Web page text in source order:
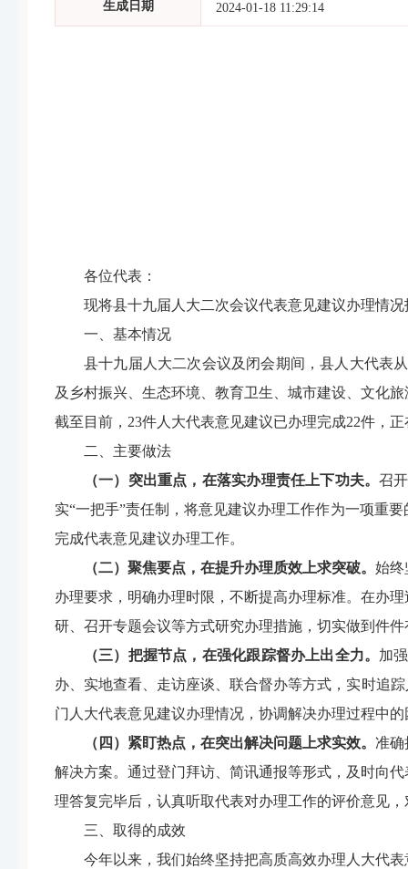
生成日期 2024-01-18 11:29:14
各位代表 ：
现将县十九届人大二次会议代表意见建议办理情
一、基本情况
县十九届人大二次会议及闭会期间，县人大代表
及乡村振兴、生态环境、教育卫生、城市建设、文化
截至目前， 23件人大代表意见建议已办理完成22件，
二、主要做法
（一）突出重点，在落实办理责任上下功夫。召
实“一把手”责任制，将意见建议办理工作作为一项重要
完成代表意见建议办理工作。
（二）聚焦要点，在提升办理质效上求突破。 始终
办理要求，明确办理时限，不断提高办理标准。在办
研、召开专题会议等方式研究办理措施，切实做到件
（三）把握节点，在强化跟踪督办上出全力。 加
办、实地查看、走访座谈、联合督办等方式，实时追
门人大代表意见建议办理情况，协调解决办理过程中
（四）紧盯热点，在突出解决问题上求实效。 准确
解决方案。通过登门拜访、简讯通报等形式，及时向
理答复完毕后，认真听取代表对办理工作的评价意见
三、取得的成效
今年以来，我们始终坚持把高质高效办理人大代